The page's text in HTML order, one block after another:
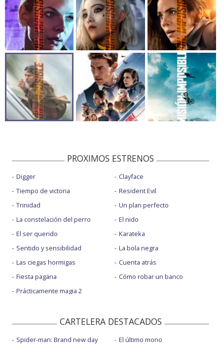
PROXIMOS ESTRENOS
Digger
Tiempo de victoria
Trinidad
La constelación del perro
El ser querido
Sentido y sensibilidad
Las ciegas hormigas
Fiesta pagäna
Prácticamente magia 2
Clayface
Resident Evil
Un plan perfecto
El nido
Karateka
La bola negra
Cuenta atrás
Cómo robar un banco
CARTELERA DESTACADOS
Spider-man: Brand new day
El último mono